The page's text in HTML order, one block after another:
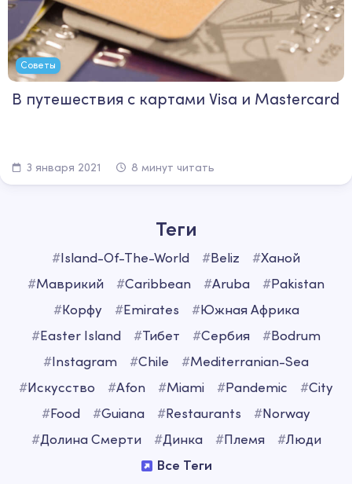
Советы
В путешествия с картами Visa и Masterсard
3 января 2021 8 минут читать
Теги
#Island-Of-The-World #Beliz #Ханой
#Маврикий #Caribbean #Aruba #Pakistan
#Корфу #Emirates #Южная Африка
#Easter Island #Тибет #Сербия #Bodrum
#Instagram #Chile #Mediterranian-Sea
#Искусство #Afon #Miami #Pandemic #City
#Food #Guiana #Restaurants #Norway
#Долина Смерти #Динка #Племя #Люди
Все Теги